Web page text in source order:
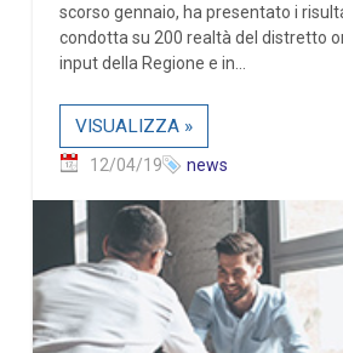
scorso gennaio, ha presentato i
condotta su 200 realtà del distretto
input della Regione e in...
VISUALIZZA »
12/04/19 news